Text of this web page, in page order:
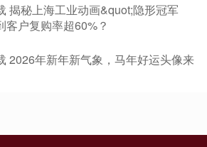
揭秘上海工业动画&quot;隐形冠军
客户复购率超60%？
2026年新年新气象，马年好运头像来